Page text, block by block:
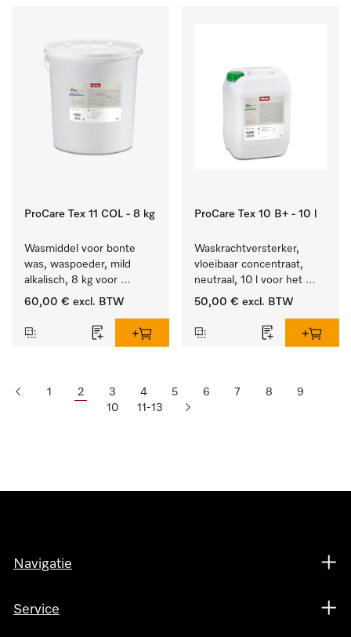
ProCare Tex 11 COL - 8 kg
Wasmiddel voor bonte
was, waspoeder, mild
alkalisch, 8 kg voor
behoud van kleur en
was.
60,00 € excl. BTW
ProCare Tex 10 B+ - 10 l
Waskrachtversterker,
vloeibaar concentraat,
neutraal, 10 l voor het
effectief verwijderen van
50,00 € excl. BTW
1 2 3 4 5 6 7 8
9
10
11-13
Navigatie
Service